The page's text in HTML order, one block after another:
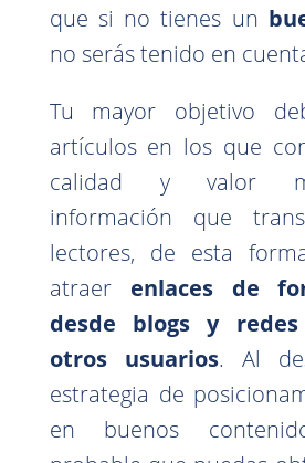
que si no tienes un
no serás tenido en
Tu mayor objetivo
artículos en los que
calidad y valor
información que
lectores, de esta
atraer enlaces de
desde blogs y
otros usuarios. Al
estrategia de
en buenos